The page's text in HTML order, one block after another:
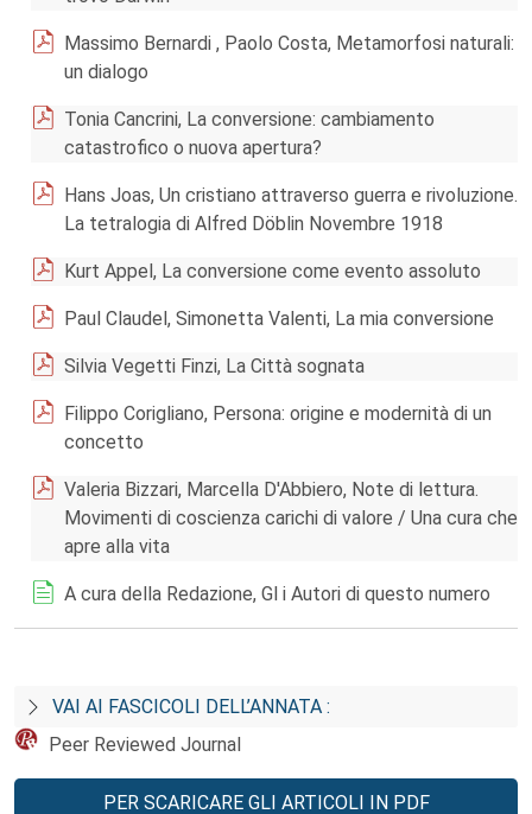
Massimo Bernardi , Paolo Costa, Metamorfosi naturali:
un dialogo
Tonia Cancrini, La conversione: cambiamento
catastrofico o nuova apertura?
Hans Joas, Un cristiano attraverso guerra e rivoluzione.
La tetralogia di Alfred Döblin Novembre 1918
Kurt Appel, La conversione come evento assoluto
Paul Claudel, Simonetta Valenti, La mia conversione
Silvia Vegetti Finzi, La Città sognata
Filippo Corigliano, Persona: origine e modernità di un
concetto
Valeria Bizzari, Marcella D'Abbiero, Note di lettura.
Movimenti di coscienza carichi di valore / Una cura che
apre alla vita
A cura della Redazione, Gl i Autori di questo numero
VAI AI FASCICOLI DELL’ANNATA :
Peer Reviewed Journal
PER SCARICARE GLI ARTICOLI IN PDF